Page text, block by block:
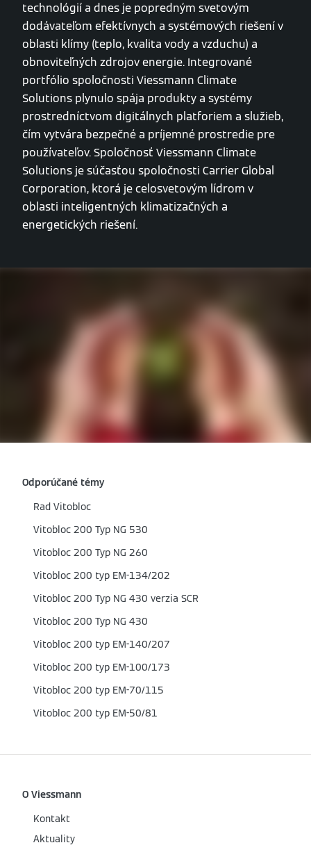
technológií a dnes je popredným svetovým
dodávateľom efektívnych a systémových riešení v
oblasti klímy (teplo, kvalita vody a vzduchu) a
obnoviteľných zdrojov energie. Integrované
portfólio spoločnosti Viessmann Climate
Solutions plynulo spája produkty a systémy
prostredníctvom digitálnych platforiem a služieb,
čím vytvára bezpečné a príjemné prostredie pre
používateľov. Spoločnosť Viessmann Climate
Solutions je súčasťou spoločnosti Carrier Global
Corporation, ktorá je celosvetovým lídrom v
oblasti inteligentných klimatizačných a
energetických riešení.
Odporúčané témy
Rad Vitobloc
Vitobloc 200 Typ NG 530
Vitobloc 200 Typ NG 260
Vitobloc 200 typ EM-134/202
Vitobloc 200 Typ NG 430 verzia SCR
Vitobloc 200 Typ NG 430
Vitobloc 200 typ EM-140/207
Vitobloc 200 typ EM-100/173
Vitobloc 200 typ EM-70/115
Vitobloc 200 typ EM-50/81
O Viessmann
Kontakt
Aktuality